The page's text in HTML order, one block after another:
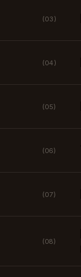
(03)
(04)
(05)
(06)
(07)
(08)